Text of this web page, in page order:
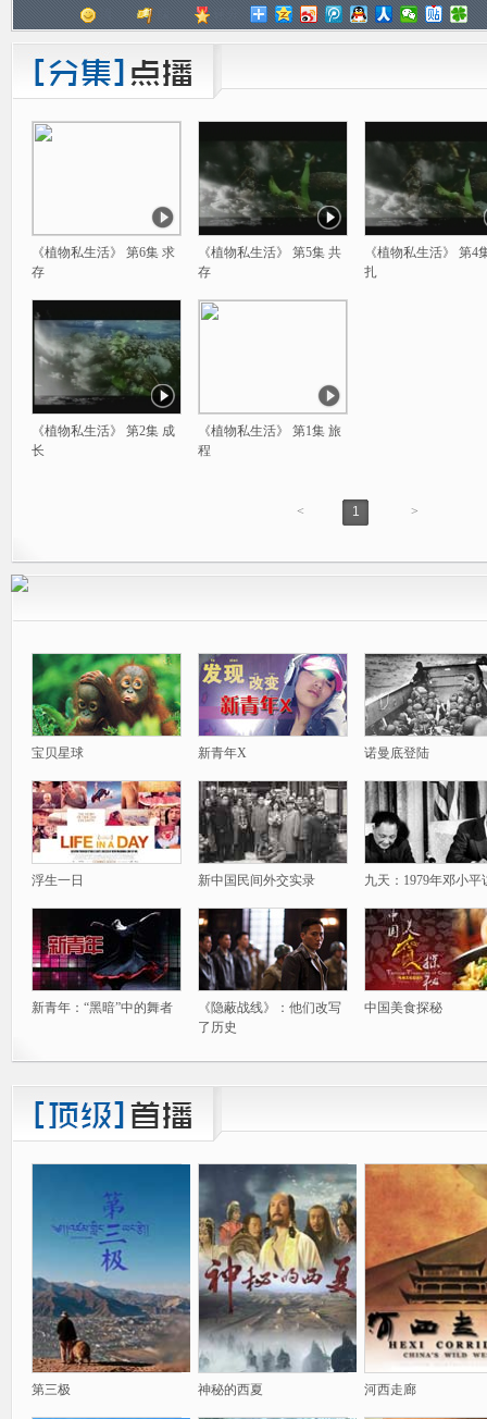
《植物私生活》 第6集 求
存
《植物私生活》 第5集 共
存
《植物私生活》 第4
扎
《植物私生活》 第2集 成
长
《植物私生活》 第1集 旅
程
< 1 >
宝贝星球 新青年X 诺曼底登陆
浮生一日 新中国民间外交实录 九天：1979年邓小平
新青年：“黑暗”中的舞者
《隐蔽战线》：他们改写
了历史
中国美食探秘
第三极 神秘的西夏 河西走廊